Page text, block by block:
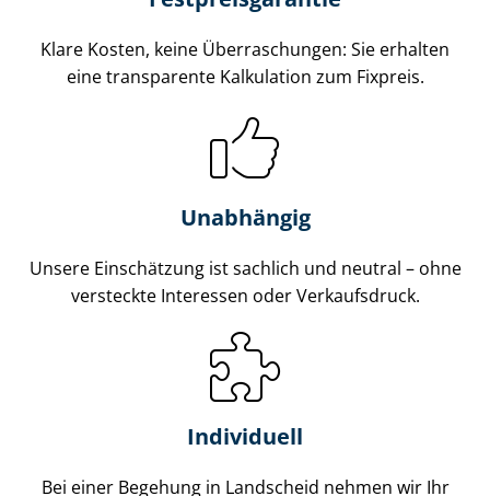
Klare Kosten, keine Überraschungen: Sie erhalten
eine transparente Kalkulation zum Fixpreis.
Unabhängig
Unsere Einschätzung ist sachlich und neutral – ohne
versteckte Interessen oder Verkaufsdruck.
Individuell
Bei einer Begehung in Landscheid nehmen wir Ihr